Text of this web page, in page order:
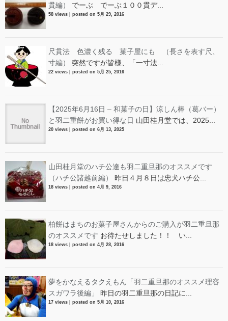
貫編）
でーぶ でーぶ１００貫デ...
58 views posted on 5月 29, 2016
尺貫法 色濃く残る 菓子屋にも （長さを表す尺、
寸編）
突然ですが皆様、「一寸法...
22 views posted on 5月 25, 2016
【2025年6月16日 – 和菓子の日】涼しん棒（葛バー）
と羽二重餅がお買い得な日 山田桂月堂では、2025...
20 views posted on 6月 13, 2025
山田桂月堂のハチ公達も羽二重旦那のオススメです
（ハチ公諸越前編）
昨日４月８日は忠犬ハチ公...
18 views posted on 4月 9, 2016
柏餅はまちのお菓子屋さんからのご購入が羽二重旦那
のオススメです お待たせしました！！ い...
18 views posted on 4月 28, 2016
夢をかなえるタクえもん「羽二重旦那のオススメ理容
スガワラ後編」
昨日の羽二重旦那の日記に...
17 views posted on 5月 10, 2016